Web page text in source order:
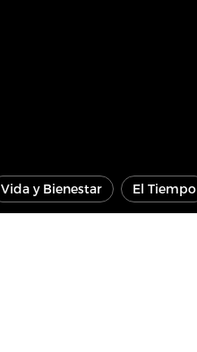
Vida y Bienestar El Tiempo